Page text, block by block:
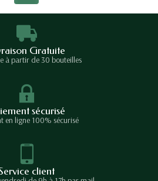
Gratuite
à partir de 30 bouteilles
sécurisé
en ligne 100% sécurisé
client